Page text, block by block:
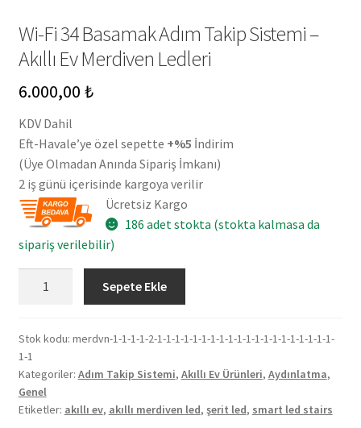
Wi-Fi 34 Basamak Adım Takip Sistemi –
Akıllı Ev Merdiven Ledleri
6.000,00 ₺
KDV Dahil
Eft-Havale’ye özel sepette +%5 İndirim
(Üye Olmadan Anında Sipariş İmkanı)
2 iş günü içerisinde kargoya verilir
Ücretsiz Kargo
186 adet stokta (stokta kalmasa da
sipariş verilebilir)
Basamak
Adım
Takip
Sistemi
-
Sepete Ekle
Stok kodu: merdvn-1-1-1-1-2-1-1-1-1-1-1-1-1-1-1-1-1-1-1-1-1-1-1-1-1-
1-1
Kategoriler: Adım Takip Sistemi, Akıllı Ev Ürünleri, Aydınlatma,
Genel
Etiketler: akıllı ev, akıllı merdiven led, şerit led, smart led stairs